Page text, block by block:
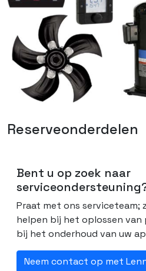
Reserveonderdelen
Bent u op zoek naar
Praat met ons serviceteam;
helpen bij het oplossen van
bij het onderhoud van uw
Neem contact op met